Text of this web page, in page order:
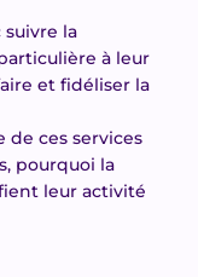
la
à leur
et fidéliser la
de ces services
pourquoi la
leur activité